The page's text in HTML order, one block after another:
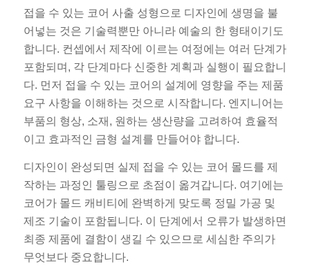
접을 수 있는 코어 사출 성형으로 디자인에 생명을 불
어넣는 것은 기술력뿐만 아니라 예술의 한 형태이기도
합니다. 컨셉에서 제작에 이르는 여정에는 여러 단계가
포함되며, 각 단계마다 신중한 계획과 실행이 필요합니
다. 먼저 접을 수 있는 코어의 설계에 영향을 주는 제품
요구 사항을 이해하는 것으로 시작합니다. 엔지니어는
부품의 형상, 소재, 원하는 생산량을 고려하여 효율적
이고 효과적인 금형 설계를 만들어야 합니다.
디자인이 완성되면 실제 접을 수 있는 코어 몰드를 제
작하는 과정인 툴링으로 초점이 옮겨갑니다. 여기에는
코어가 몰드 캐비티에 완벽하게 맞도록 정밀 가공 및
제조 기술이 포함됩니다. 이 단계에서 오류가 발생하면
최종 제품에 결함이 생길 수 있으므로 세심한 주의가
무엇보다 중요합니다.